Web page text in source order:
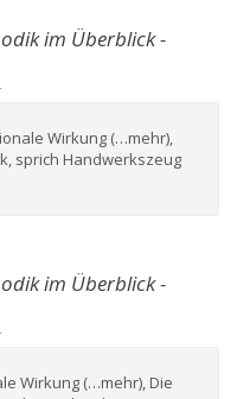
im Überblick -
Wirkung (…mehr),
sprich Handwerkszeug
im Überblick -
Wirkung (…mehr), Die